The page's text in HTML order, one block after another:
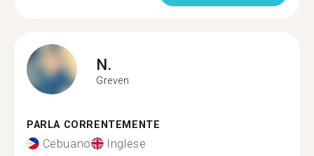
N.
Greven
PARLA CORRENTEMENTE
Cebuano Inglese